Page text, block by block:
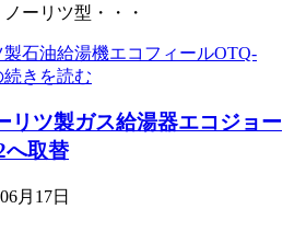
ーリツ型・・・
製石油給湯機エコフィールOTQ-
きを読む
リツ製ガス給湯器エコジョー
へ取替
月17日